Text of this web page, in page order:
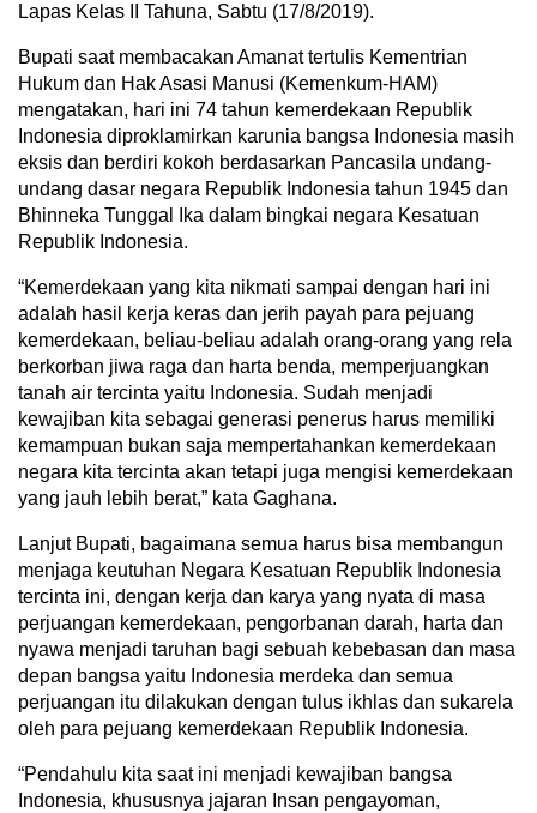
Lapas Kelas II Tahuna, Sabtu (17/8/2019).
Bupati saat membacakan Amanat tertulis Kementrian
Hukum dan Hak Asasi Manusi (Kemenkum-HAM)
mengatakan, hari ini 74 tahun kemerdekaan Republik
Indonesia diproklamirkan karunia bangsa Indonesia masih
eksis dan berdiri kokoh berdasarkan Pancasila undang-
undang dasar negara Republik Indonesia tahun 1945 dan
Bhinneka Tunggal Ika dalam bingkai negara Kesatuan
Republik Indonesia.
“Kemerdekaan yang kita nikmati sampai dengan hari ini
adalah hasil kerja keras dan jerih payah para pejuang
kemerdekaan, beliau-beliau adalah orang-orang yang rela
berkorban jiwa raga dan harta benda, memperjuangkan
tanah air tercinta yaitu Indonesia. Sudah menjadi
kewajiban kita sebagai generasi penerus harus memiliki
kemampuan bukan saja mempertahankan kemerdekaan
negara kita tercinta akan tetapi juga mengisi kemerdekaan
yang jauh lebih berat,” kata Gaghana.
Lanjut Bupati, bagaimana semua harus bisa membangun
menjaga keutuhan Negara Kesatuan Republik Indonesia
tercinta ini, dengan kerja dan karya yang nyata di masa
perjuangan kemerdekaan, pengorbanan darah, harta dan
nyawa menjadi taruhan bagi sebuah kebebasan dan masa
depan bangsa yaitu Indonesia merdeka dan semua
perjuangan itu dilakukan dengan tulus ikhlas dan sukarela
oleh para pejuang kemerdekaan Republik Indonesia.
“Pendahulu kita saat ini menjadi kewajiban bangsa
Indonesia, khususnya jajaran Insan pengayoman,